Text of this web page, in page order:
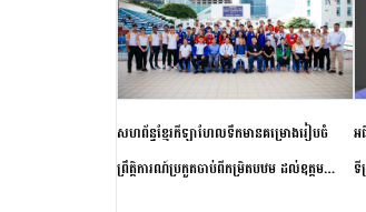
សហព័ន្ធខ្មែរកីឡាហែលទឹកមានគម្រោងរៀបចំ
ព្រឹត្តិការណ៍ប្រកួតចាប់ពីកម្រិតបឋម ដល់ឧត្តម
អ
ទី